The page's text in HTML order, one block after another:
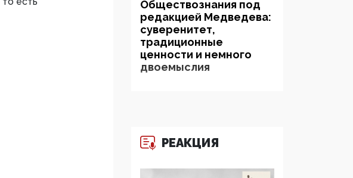
Обществознания под
редакцией Медведева:
суверенитет,
традиционные
ценности и немного
двоемыслия
экстремистскую
деятельность ИИТО
РЕАКЦИЯ